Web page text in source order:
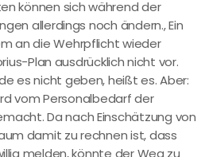
können sich während der
allerdings noch ändern., Ein
an die Wehrpflicht wieder
Plan ausdrücklich nicht vor.
es nicht geben, heißt es. Aber:
vom Personalbedarf der
Da nach Einschätzung von
damit zu rechnen ist, dass
melden, könnte der Weg zu